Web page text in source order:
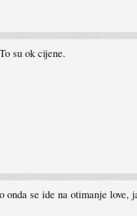
su ok cijene.
se ide na otimanje